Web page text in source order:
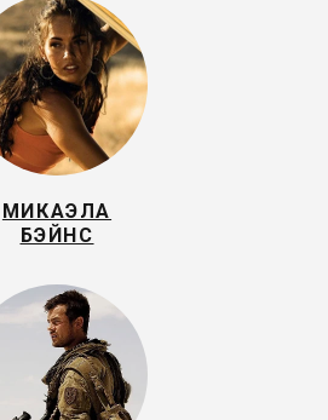
МИКАЭЛА
БЭЙНС